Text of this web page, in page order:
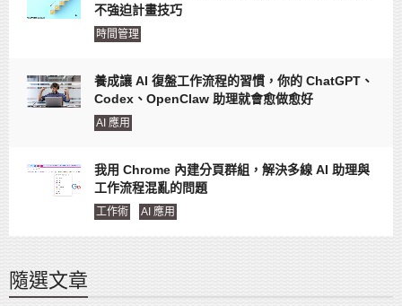
不強迫計畫技巧
時間管理
養成讓 AI 復盤工作流程的習慣，你的 ChatGPT、
Codex、OpenClaw 助理就會愈做愈好
AI 應用
我用 Chrome 內建分頁群組，解決多線 AI 助理與
工作流程混亂的問題
工作術 AI 應用
隨選文章